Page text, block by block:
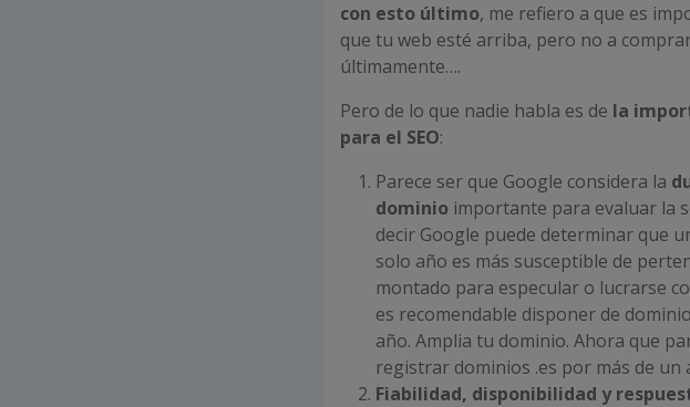
con esto último, me refiero a que es
que tu web esté arriba, pero no a
últimamente….
Pero de lo que nadie habla es de la
para el SEO:
Parece ser que Google considera la
dominio importante para evaluar la
decir Google puede determinar que
solo año es más susceptible de
montado para especular o lucrarse
es recomendable disponer de
año. Amplia tu dominio. Ahora que
registrar dominios .es por más de un
Fiabilidad, disponibilidad y